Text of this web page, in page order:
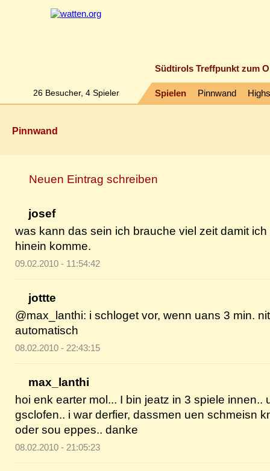
26Besucher, 4Spieler
Südtirols Treffpunkt zum
Spielen Pinnwand
Pinnwand
Neuen Eintrag schreiben
josef
was kann das sein ich brauche viel zeit damit
hinein komme.
09.02.2010 - 11:54:42
jottte
@max_lanthi: i schloget vor, wenn uans 3 min.
automatisch
08.02.2010 - 22:43:15
max_lanthi
hoi enk earter mol... I bin jeatz in 3 spiele innen..
gsclofen.. i war derfier, dassmen uen schmeisn
oder sou eppes.. danke
08.02.2010 - 21:05:23